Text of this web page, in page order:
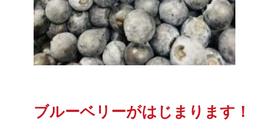
ブルーベリーがはじまります！